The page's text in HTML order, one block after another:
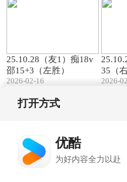
25.10.28（友1）痴18v
邵15+3（左胜）
2026-02-16
35（
2026-
打开方式
优酷
为好内容全力以赴